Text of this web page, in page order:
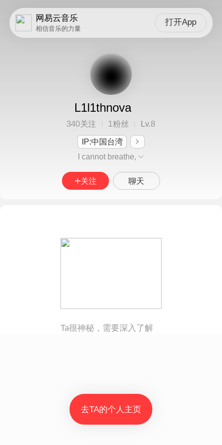
网易云音乐
相信音乐的力量
打开App
L1l1thnova
340关注 1粉丝 Lv.8
IP:中国台湾
I cannot breathe,
关注 聊天
Ta很神秘，需要深入了解
去TA的个人主页